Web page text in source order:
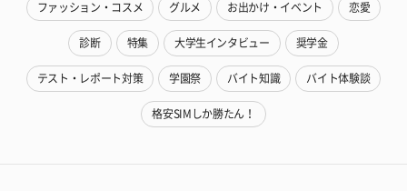
ファッション・コスメ グルメ お出かけ・イベント 恋愛
診断 特集 大学生インタビュー 奨学金
テスト・レポート対策 学園祭 バイト知識 バイト体験談
格安SIMしか勝たん！